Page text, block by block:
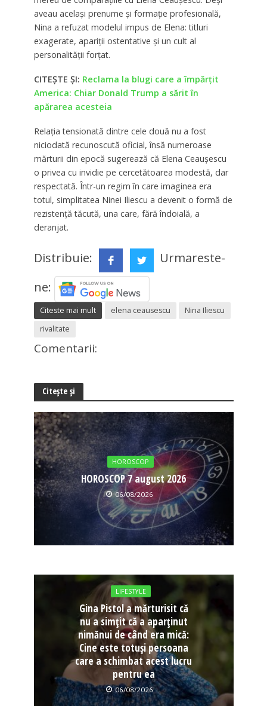
aveau același prenume și formație profesională,
Nina a refuzat modelul impus de Elena: titluri
exagerate, apariții ostentative și un cult al
personalității forțat.
CITEȘTE ȘI: Reclama la blugi care a împărțit
America: Chiar Donald Trump a sărit în
apărarea acesteia
Relația tensionată dintre cele două nu a fost
niciodată recunoscută oficial, însă numeroase
mărturii din epocă sugerează că Elena Ceaușescu
o privea cu invidie pe cercetătoarea modestă, dar
respectată. Într-un regim în care imaginea era
totul, simplitatea Ninei Iliescu a devenit o formă de
rezistență tăcută, una care, fără îndoială, a
deranjat.
Distribuie:
Urmareste-
ne:
Citeste mai mult elena ceausescu
Nina Iliescu
rivalitate
Comentarii:
Citește și
HOROSCOP
HOROSCOP 7 august 2026
06/08/2026
LIFESTYLE
Gina Pistol a mărturisit că
nu a simțit că a aparținut
nimănui de când era mică:
Cine este totuși persoana
care a schimbat acest lucru
pentru ea
06/08/2026